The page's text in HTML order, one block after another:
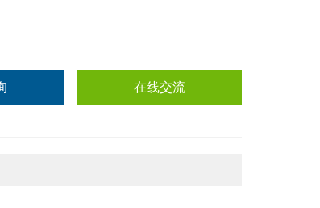
在线交流